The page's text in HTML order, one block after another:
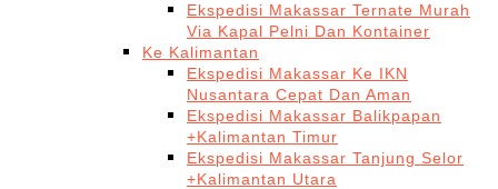
Ekspedisi Makassar Ternate Murah
Via Kapal Pelni Dan Kontainer
Ke Kalimantan
Ekspedisi Makassar Ke IKN
Nusantara Cepat Dan Aman
Ekspedisi Makassar Balikpapan
+Kalimantan Timur
Ekspedisi Makassar Tanjung Selor
+Kalimantan Utara